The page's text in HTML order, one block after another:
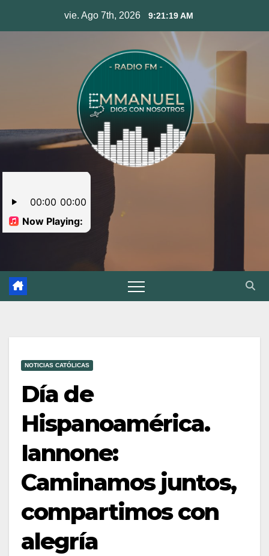
vie. Ago 7th, 2026 9:21:20 AM
NOTICIAS CATÓLICAS
Día de
Hispanoamérica.
Iannone:
Caminamos juntos,
compartimos con
alegría